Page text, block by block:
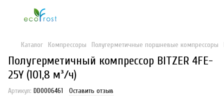
Каталог Компрессоры Полугерметичные поршневые компрессоры
Полугерметичный компрессор BITZER 4FE-
25Y (101,8 м³/ч)
Артикул: DD0006461 Оставить отзыв